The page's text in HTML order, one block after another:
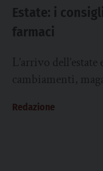
Estate: i
farmaci
L’arrivo
cambiamenti,
“istruzioni per...
Redazione